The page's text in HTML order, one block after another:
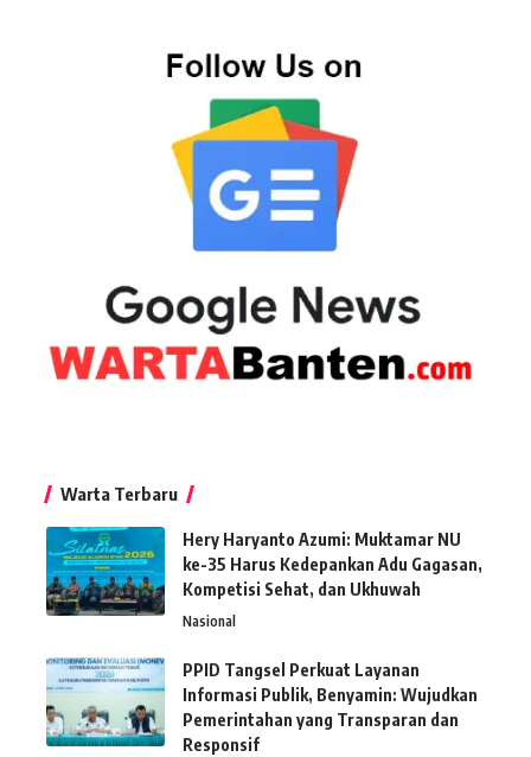
Warta Terbaru
Hery Haryanto Azumi: Muktamar NU
ke-35 Harus Kedepankan Adu Gagasan,
Kompetisi Sehat, dan Ukhuwah
Nasional
PPID Tangsel Perkuat Layanan
Informasi Publik, Benyamin: Wujudkan
Pemerintahan yang Transparan dan
Responsif